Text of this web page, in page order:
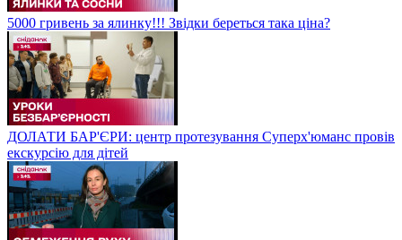
5000 гривень за ялинку!!! Звідки береться така ціна?
ДОЛАТИ БАР'ЄРИ: центр протезування Суперх'юманс провів
екскурсію для дітей